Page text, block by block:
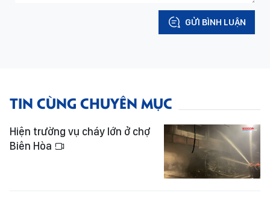
GỬI BÌNH LUẬN
TIN CÙNG CHUYÊN MỤC
Hiện trường vụ cháy lớn ở chợ
Biên Hòa